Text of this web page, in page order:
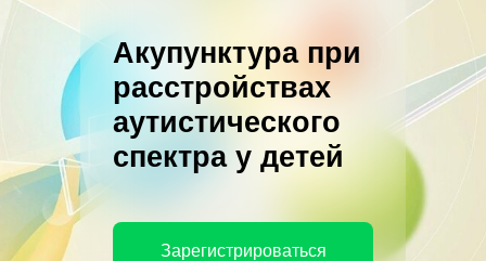
Зарегистрироваться
Акупунктура при
расстройствах
аутистического
спектра у детей